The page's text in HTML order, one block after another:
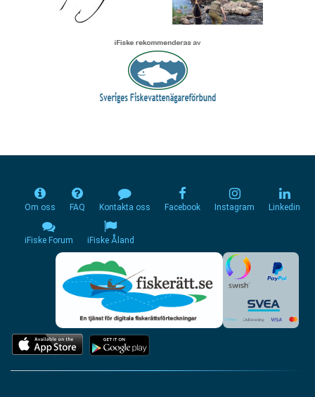
Om oss FAQ Kontakta oss Facebook Instagram Linkedin
iFiske Forum iFiske Åland